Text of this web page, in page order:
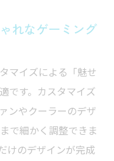
れなゲーミング
マイズによる「魅せ
です。カスタマイズ
ンやクーラーのデザ
で細かく調整できま
けのデザインが完成